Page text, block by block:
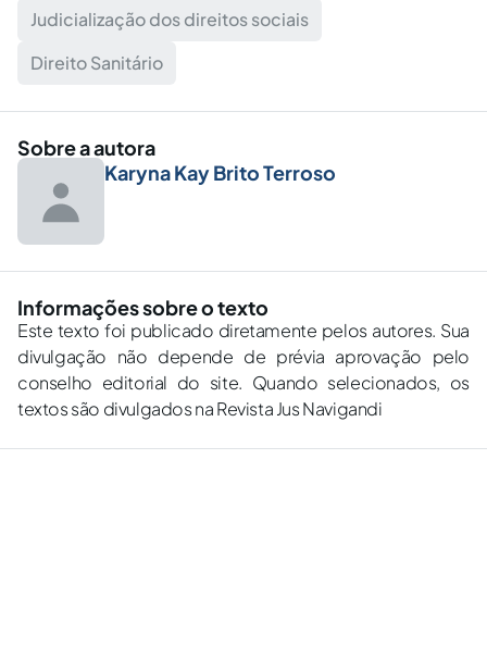
Judicialização dos direitos sociais
Direito Sanitário
Sobre a autora
Karyna Kay Brito Terroso
Informações sobre o texto
Este texto foi publicado diretamente pelos autores. Sua
divulgação não depende de prévia aprovação pelo
conselho editorial do site. Quando selecionados, os
textos são divulgados na Revista Jus Navigandi